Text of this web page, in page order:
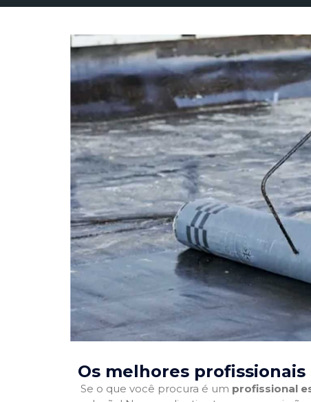
Os melhores
Se o que você procura é um profissional